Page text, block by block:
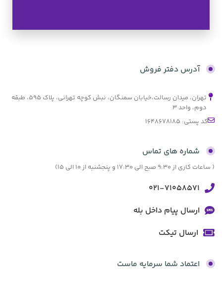
آدرس دفتر فروش
تهران، میدان رسالت،خیابان سمنگان، نبش کوچه تهرانی، پلاک ۵۹۵، طبقه
دوم، واحد ۳
کد پستی: 1648678185
شماره های تماس
( ساعات کاری از 9:30 صبح الی 17:30 و پنجشنبه از 10 الی 15)
021-71058571
ارسال پیام داخل بله
ارسال تیکت
اعتماد شما سرمایه ماست